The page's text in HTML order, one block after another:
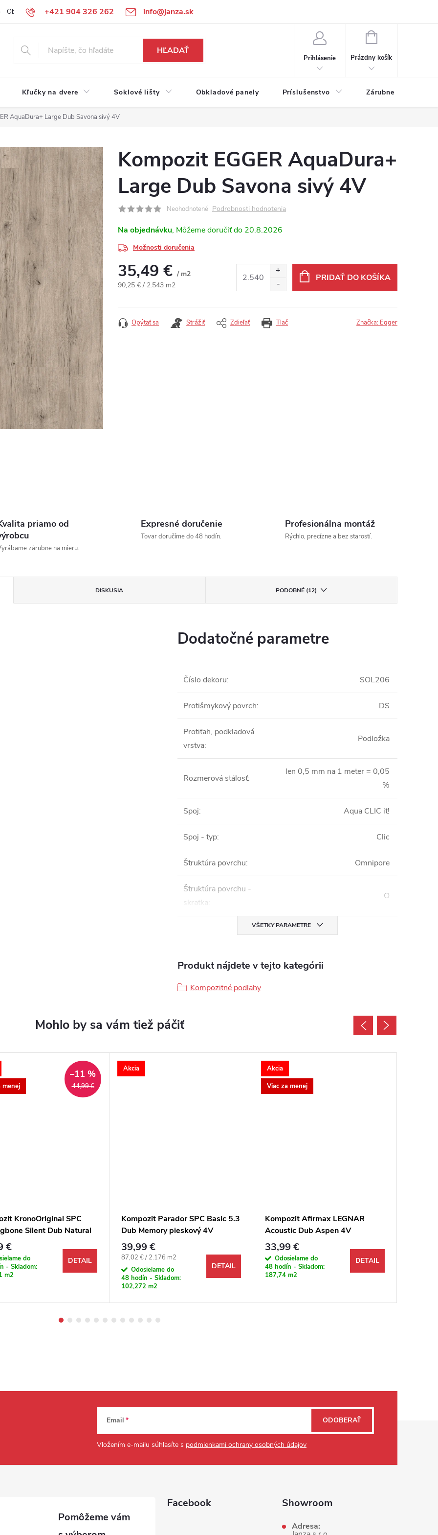
+421 904 326 262 info@janza.sk
Obchodné podmienky Reklamačné podmienky Podmienky ochrany osobných údajov
HĽADAŤ
Prihlásenie
NÁKUPNÝ KOŠÍK
Prázdny košík
Kľučky na dvere Soklové lišty Obkladové panely Príslušenstvo Zárubne
AquaDura+ Large Dub Savona sivý 4V
Kompozit EGGER AquaDura+
Large Dub Savona sivý 4V
Neohodnotené Podrobnosti hodnotenia
Na objednávku 20.8.2026
Možnosti doručenia
35,49 € / m2
Jednotková cena:
90,25 € / 2.543 m2
PRIDAŤ DO KOŠÍKA
Tlač
Opýtať sa Strážiť Zdieľať Značka: Egger
priamo od
zárubne na mieru.
Expresné doručenie
Tovar doručíme do 48 hodín.
Profesionálna montáž
Rýchlo, precízne a bez starostí.
DISKUSIA PODOBNÉ (12)
Dodatočné parametre
Číslo dekoru: SOL206
Protišmykový povrch: DS
Protiťah, podkladová
vrstva:
Podložka
Rozmerová stálosť:
len 0,5 mm na 1 meter = 0,05
%
Spoj: Aqua CLIC it!
Spoj - typ: Clic
Štruktúra povrchu: Omnipore
Štruktúra povrchu -
skratka:
O
VŠETKY PARAMETRE
Produkt nájdete v tejto kategórii
Kompozitné podlahy
menej
44,99 €
–11 %
KronoOriginal SPC
Silent Dub Natural
K804 M4V
€
do
- Skladom:
m2
DETAIL
Akcia
Kompozit Parador SPC Basic 5.3
Dub Memory pieskový 4V
39,99 €
Jednotková cena:
87,02 € / 2.176 m2
Odosielame do
48 hodín - Skladom:
102,272 m2
DETAIL
Akcia
Viac za menej
Kompozit Afirmax LEGNAR
Acoustic Dub Aspen 4V
33,99 €
Odosielame do
48 hodín - Skladom:
187,74 m2
DETAIL
Email
Vložením e-mailu súhlasíte s podmienkami ochrany osobných údajov
ODOBERAŤ
Facebook Showroom
Adresa: